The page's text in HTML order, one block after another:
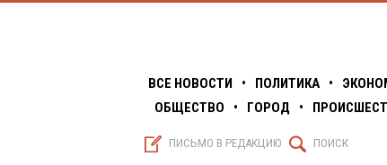
ВСЕ НОВОСТИ • ПОЛИТИКА •
ОБЩЕСТВО
• ГОРОД •
S ПИСЬМО В РЕДАКЦИЮ Q ПОИСК